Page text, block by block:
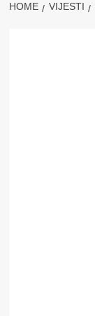
HOME VIJESTI